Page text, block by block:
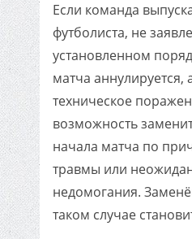
Если команда
футболиста, не
установленном
матча аннулируется,
техническое
возможность
начала матча по
травмы или
недомогания.
таком случае